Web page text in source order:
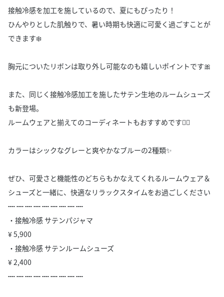
接触冷感を加工を施しているので、夏にもぴったり！
ひんやりとした肌触りで、暑い時期も快適に可愛く過ごすことが
できます❄️
胸元についたリボンは取り外し可能なのも嬉しいポイントです🎀
また、同じく接触冷感加工を施したサテン生地のルームシューズ
も新登場。
ルームウェアと揃えてのコーディネートもおすすめです💁‍♀️
カラーはシックなグレーと爽やかなブルーの2種類✨
ぜひ、可愛さと機能性のどちらもかなえてくれるルームウェア＆
シューズと一緒に、快適なリラックスタイムをお過ごしください
┉ ┉ ┉ ┉ ┉ ┉ ┉ ┉ ┉
・接触冷感 サテンパジャマ
¥ 5,900
・接触冷感 サテンルームシューズ
¥ 2,400
┉ ┉ ┉ ┉ ┉ ┉ ┉ ┉ ┉